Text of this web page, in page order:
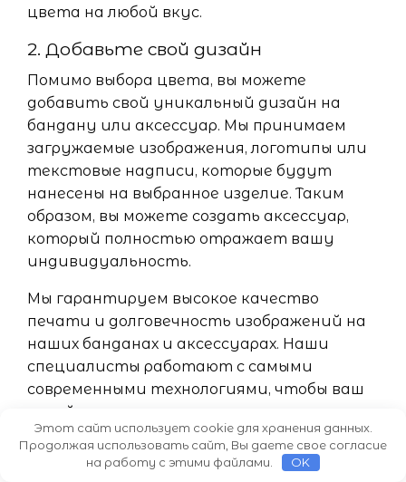
цвета на любой вкус.
2. Добавьте свой дизайн
Помимо выбора цвета, вы можете
добавить свой уникальный дизайн на
бандану или аксессуар. Мы принимаем
загружаемые изображения, логотипы или
текстовые надписи, которые будут
нанесены на выбранное изделие. Таким
образом, вы можете создать аксессуар,
который полностью отражает вашу
индивидуальность.
Мы гарантируем высокое качество
печати и долговечность изображений на
наших банданах и аксессуарах. Наши
специалисты работают с самыми
современными технологиями, чтобы ваш
дизайн выглядел ярко и четко.
Если вам нужна помощь в создании
дизайна или выборе цветов, наши
Этот сайт использует cookie для хранения данных.
Продолжая использовать сайт, Вы даете свое согласие
на работу с этими файлами.
OK